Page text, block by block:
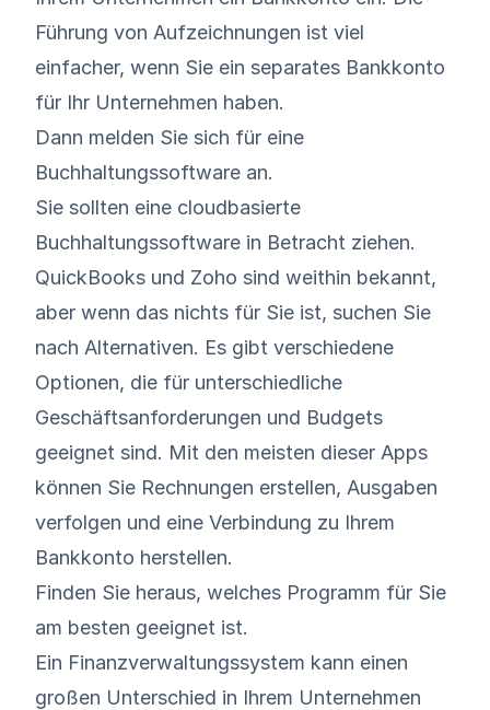
Führung von Aufzeichnungen ist viel
einfacher, wenn Sie ein separates Bankkonto
für Ihr Unternehmen haben.
Dann melden Sie sich für eine
Buchhaltungssoftware an.
Sie sollten eine cloudbasierte
Buchhaltungssoftware in Betracht ziehen.
QuickBooks und Zoho sind weithin bekannt,
aber wenn das nichts für Sie ist, suchen Sie
nach Alternativen. Es gibt verschiedene
Optionen, die für unterschiedliche
Geschäftsanforderungen und Budgets
geeignet sind. Mit den meisten dieser Apps
können Sie Rechnungen erstellen, Ausgaben
verfolgen und eine Verbindung zu Ihrem
Bankkonto herstellen.
Finden Sie heraus, welches Programm für Sie
am besten geeignet ist.
Ein Finanzverwaltungssystem kann einen
großen Unterschied in Ihrem Unternehmen